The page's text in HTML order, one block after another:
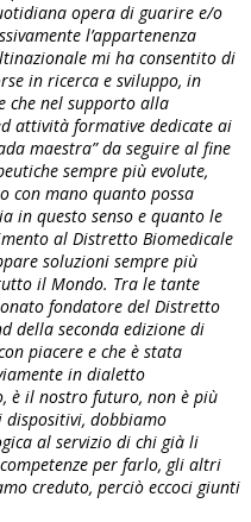
opera di guarire e/o
l’appartenenza
mi ha consentito di
in ricerca e sviluppo, in
che nel supporto alla
attività formative dedicate ai
maestra” da seguire al fine
sempre più evolute,
con mano quanto possa
in questo senso e quanto le
al Distretto Biomedicale
soluzioni sempre più
il Mondo. Tra le tante
fondatore del Distretto
della seconda edizione di
piacere e che è stata
in dialetto
è il nostro futuro, non è più
dobbiamo
al servizio di chi già li
per farlo, gli altri
creduto, perciò eccoci giunti